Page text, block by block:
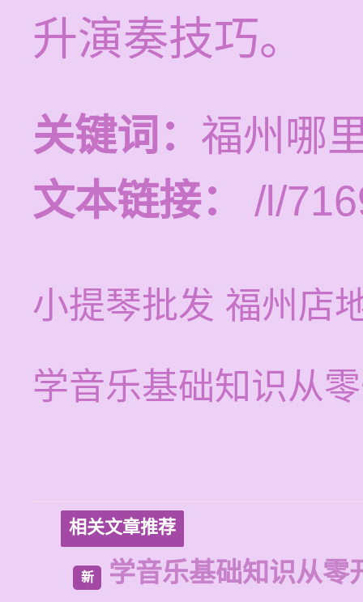
升演奏技巧。
关键词： 福州哪
文本链接：
/l/
小提琴批发 福州店
学音乐基础知识从
相关文章推荐
新 学音乐基础知识从零